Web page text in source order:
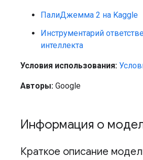
ПалиДжемма 2 на Kaggle
Инструментарий
интеллекта
Условия использования:
Авторы: Google
Информация о
Краткое описание